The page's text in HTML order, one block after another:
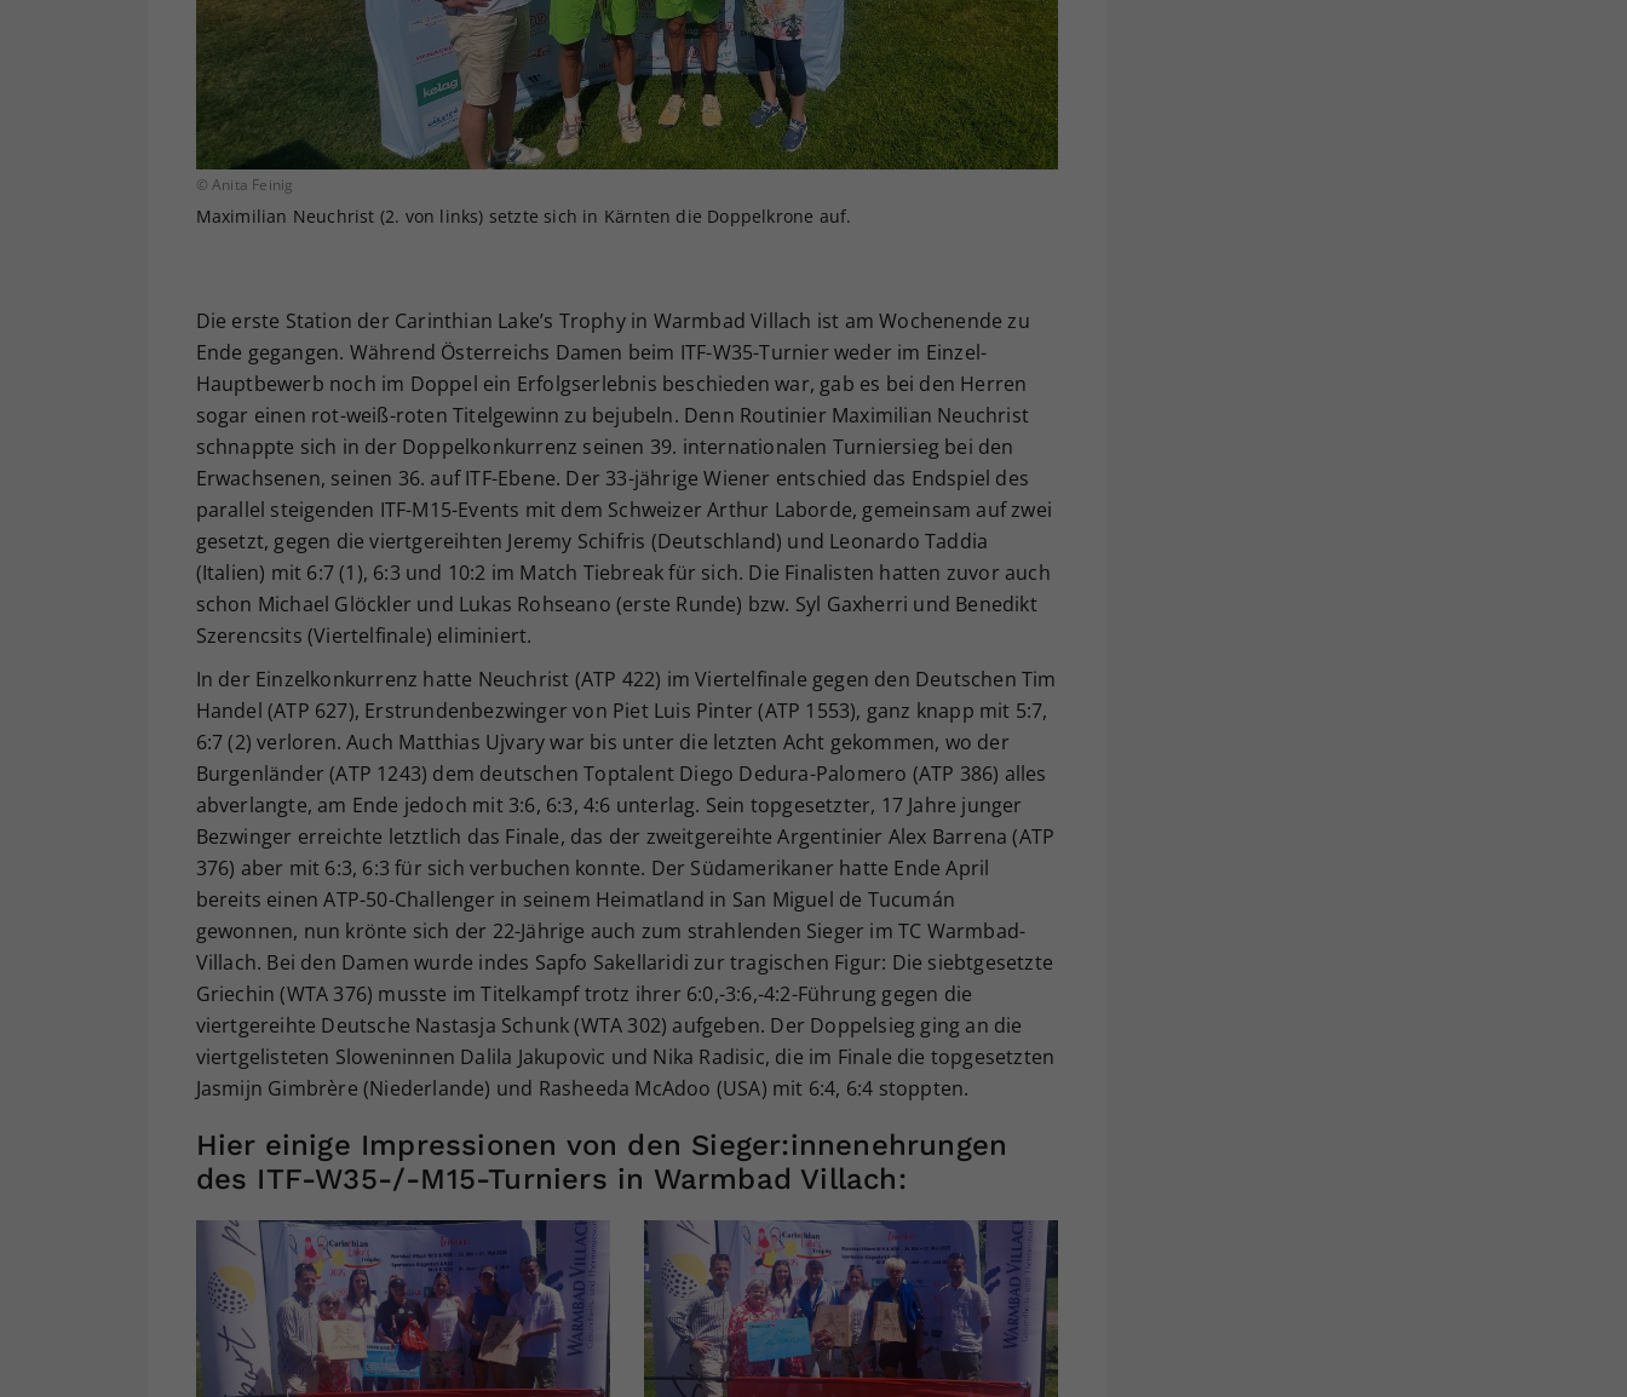
© Anita Feinig
Maximilian Neuchrist (2. von links) setzte sich in Kärnten die Doppelkrone auf.
Die erste Station der Carinthian Lake’s Trophy in Warmbad Villach ist am Wochenende zu
Ende gegangen. Während Österreichs Damen beim ITF-W35-Turnier weder im Einzel-
Hauptbewerb noch im Doppel ein Erfolgserlebnis beschieden war, gab es bei den Herren
sogar einen rot-weiß-roten Titelgewinn zu bejubeln. Denn Routinier Maximilian Neuchrist
schnappte sich in der Doppelkonkurrenz seinen 39. internationalen Turniersieg bei den
Erwachsenen, seinen 36. auf ITF-Ebene. Der 33-jährige Wiener entschied das Endspiel des
parallel steigenden ITF-M15-Events mit dem Schweizer Arthur Laborde, gemeinsam auf zwei
gesetzt, gegen die viertgereihten Jeremy Schifris (Deutschland) und Leonardo Taddia
(Italien) mit 6:7 (1), 6:3 und 10:2 im Match Tiebreak für sich. Die Finalisten hatten zuvor auch
schon Michael Glöckler und Lukas Rohseano (erste Runde) bzw. Syl Gaxherri und Benedikt
Szerencsits (Viertelfinale) eliminiert.
In der Einzelkonkurrenz hatte Neuchrist (ATP 422) im Viertelfinale gegen den Deutschen Tim
Handel (ATP 627), Erstrundenbezwinger von Piet Luis Pinter (ATP 1553), ganz knapp mit 5:7,
6:7 (2) verloren. Auch Matthias Ujvary war bis unter die letzten Acht gekommen, wo der
Burgenländer (ATP 1243) dem deutschen Toptalent Diego Dedura-Palomero (ATP 386) alles
abverlangte, am Ende jedoch mit 3:6, 6:3, 4:6 unterlag. Sein topgesetzter, 17 Jahre junger
Bezwinger erreichte letztlich das Finale, das der zweitgereihte Argentinier Alex Barrena (ATP
376) aber mit 6:3, 6:3 für sich verbuchen konnte. Der Südamerikaner hatte Ende April
bereits einen ATP-50-Challenger in seinem Heimatland in San Miguel de Tucumán
gewonnen, nun krönte sich der 22-Jährige auch zum strahlenden Sieger im TC Warmbad-
Villach. Bei den Damen wurde indes Sapfo Sakellaridi zur tragischen Figur: Die siebtgesetzte
Griechin (WTA 376) musste im Titelkampf trotz ihrer 6:0,-3:6,-4:2-Führung gegen die
viertgereihte Deutsche Nastasja Schunk (WTA 302) aufgeben. Der Doppelsieg ging an die
viertgelisteten Sloweninnen Dalila Jakupovic und Nika Radisic, die im Finale die topgesetzten
Jasmijn Gimbrère (Niederlande) und Rasheeda McAdoo (USA) mit 6:4, 6:4 stoppten.
Hier einige Impressionen von den Sieger:innenehrungen
des ITF-W35-/-M15-Turniers in Warmbad Villach:
Ihrer vorgenommen Einstellungen, falls der
Webseiten-Betreiber dies eingestellt hat.